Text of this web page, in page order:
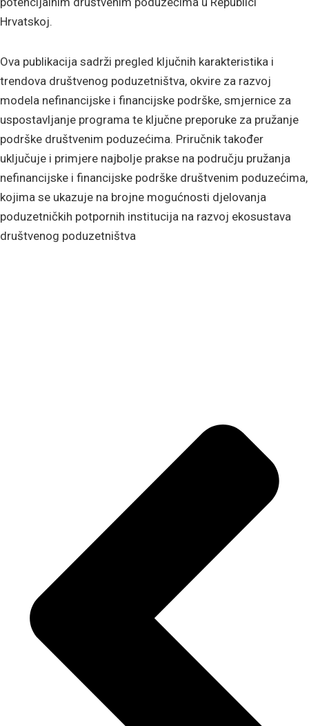
Hrvatskoj.
Ova publikacija sadrži pregled ključnih karakteristika i
trendova društvenog poduzetništva, okvire za razvoj
modela nefinancijske i financijske podrške, smjernice za
uspostavljanje programa te ključne preporuke za pružanje
podrške društvenim poduzećima. Priručnik također
uključuje i primjere najbolje prakse na području pružanja
nefinancijske i financijske podrške društvenim poduzećima,
kojima se ukazuje na brojne mogućnosti djelovanja
poduzetničkih potpornih institucija na razvoj ekosustava
društvenog poduzetništva